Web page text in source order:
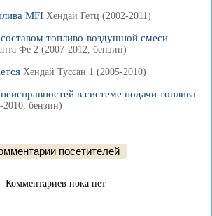
MFI Хендай Гетц (2002-2011)
топливо-воздушной смеси
Фе 2 (2007-2012, бензин)
Хендай Туссан 1 (2005-2010)
в системе подачи топлива
бензин)
посетителей
Комментариев пока нет